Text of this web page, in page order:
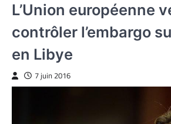
L’Union européenne
contrôler l’embargo
en Libye
7 juin 2016